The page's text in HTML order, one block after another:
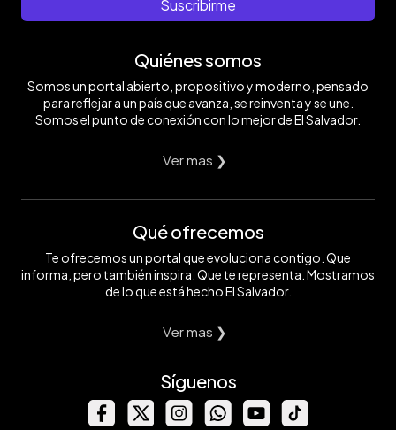
Suscribirme
Quiénes somos
Somos un portal abierto, propositivo y moderno, pensado
para reflejar a un país que avanza, se reinventa y se une.
Somos el punto de conexión con lo mejor de El Salvador.
Ver mas ❯
Qué ofrecemos
Te ofrecemos un portal que evoluciona contigo. Que
informa, pero también inspira. Que te representa. Mostramos
de lo que está hecho El Salvador.
Ver mas ❯
Síguenos